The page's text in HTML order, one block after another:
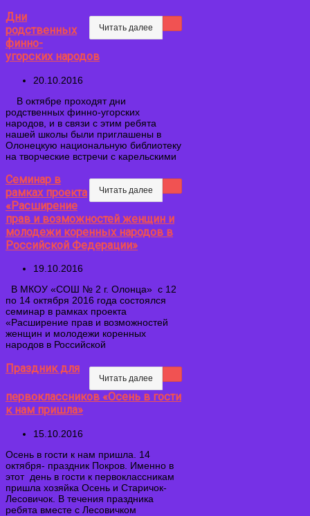
Читать далее
Дни
родственных
финно-
угорских народов
20.10.2016
В октябре проходят дни
родственных финно-угорских
народов, и в связи с этим ребята
нашей школы были приглашены в
Олонецкую национальную библиотеку
на творческие встречи с карельскими
Читать далее
Семинар в
рамках проекта
«Расширение
прав и возможностей женщин и
молодежи коренных народов в
Российской Федерации»
19.10.2016
В МКОУ «СОШ № 2 г. Олонца» с 12
по 14 октября 2016 года состоялся
семинар в рамках проекта
«Расширение прав и возможностей
женщин и молодежи коренных
народов в Российской
Читать далее
Праздник для
первоклассников «Осень в гости
к нам пришла»
15.10.2016
Осень в гости к нам пришла. 14
октября- праздник Покров. Именно в
этот день в гости к первоклассникам
пришла хозяйка Осень и Старичок-
Лесовичок. В течения праздника
ребята вместе с Лесовичком